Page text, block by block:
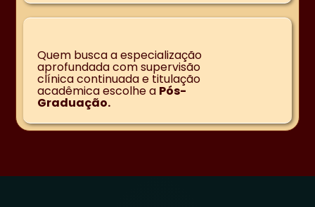
Quem busca a especialização
aprofundada com supervisão
clínica continuada e titulação
acadêmica escolhe a Pós-
Graduação.